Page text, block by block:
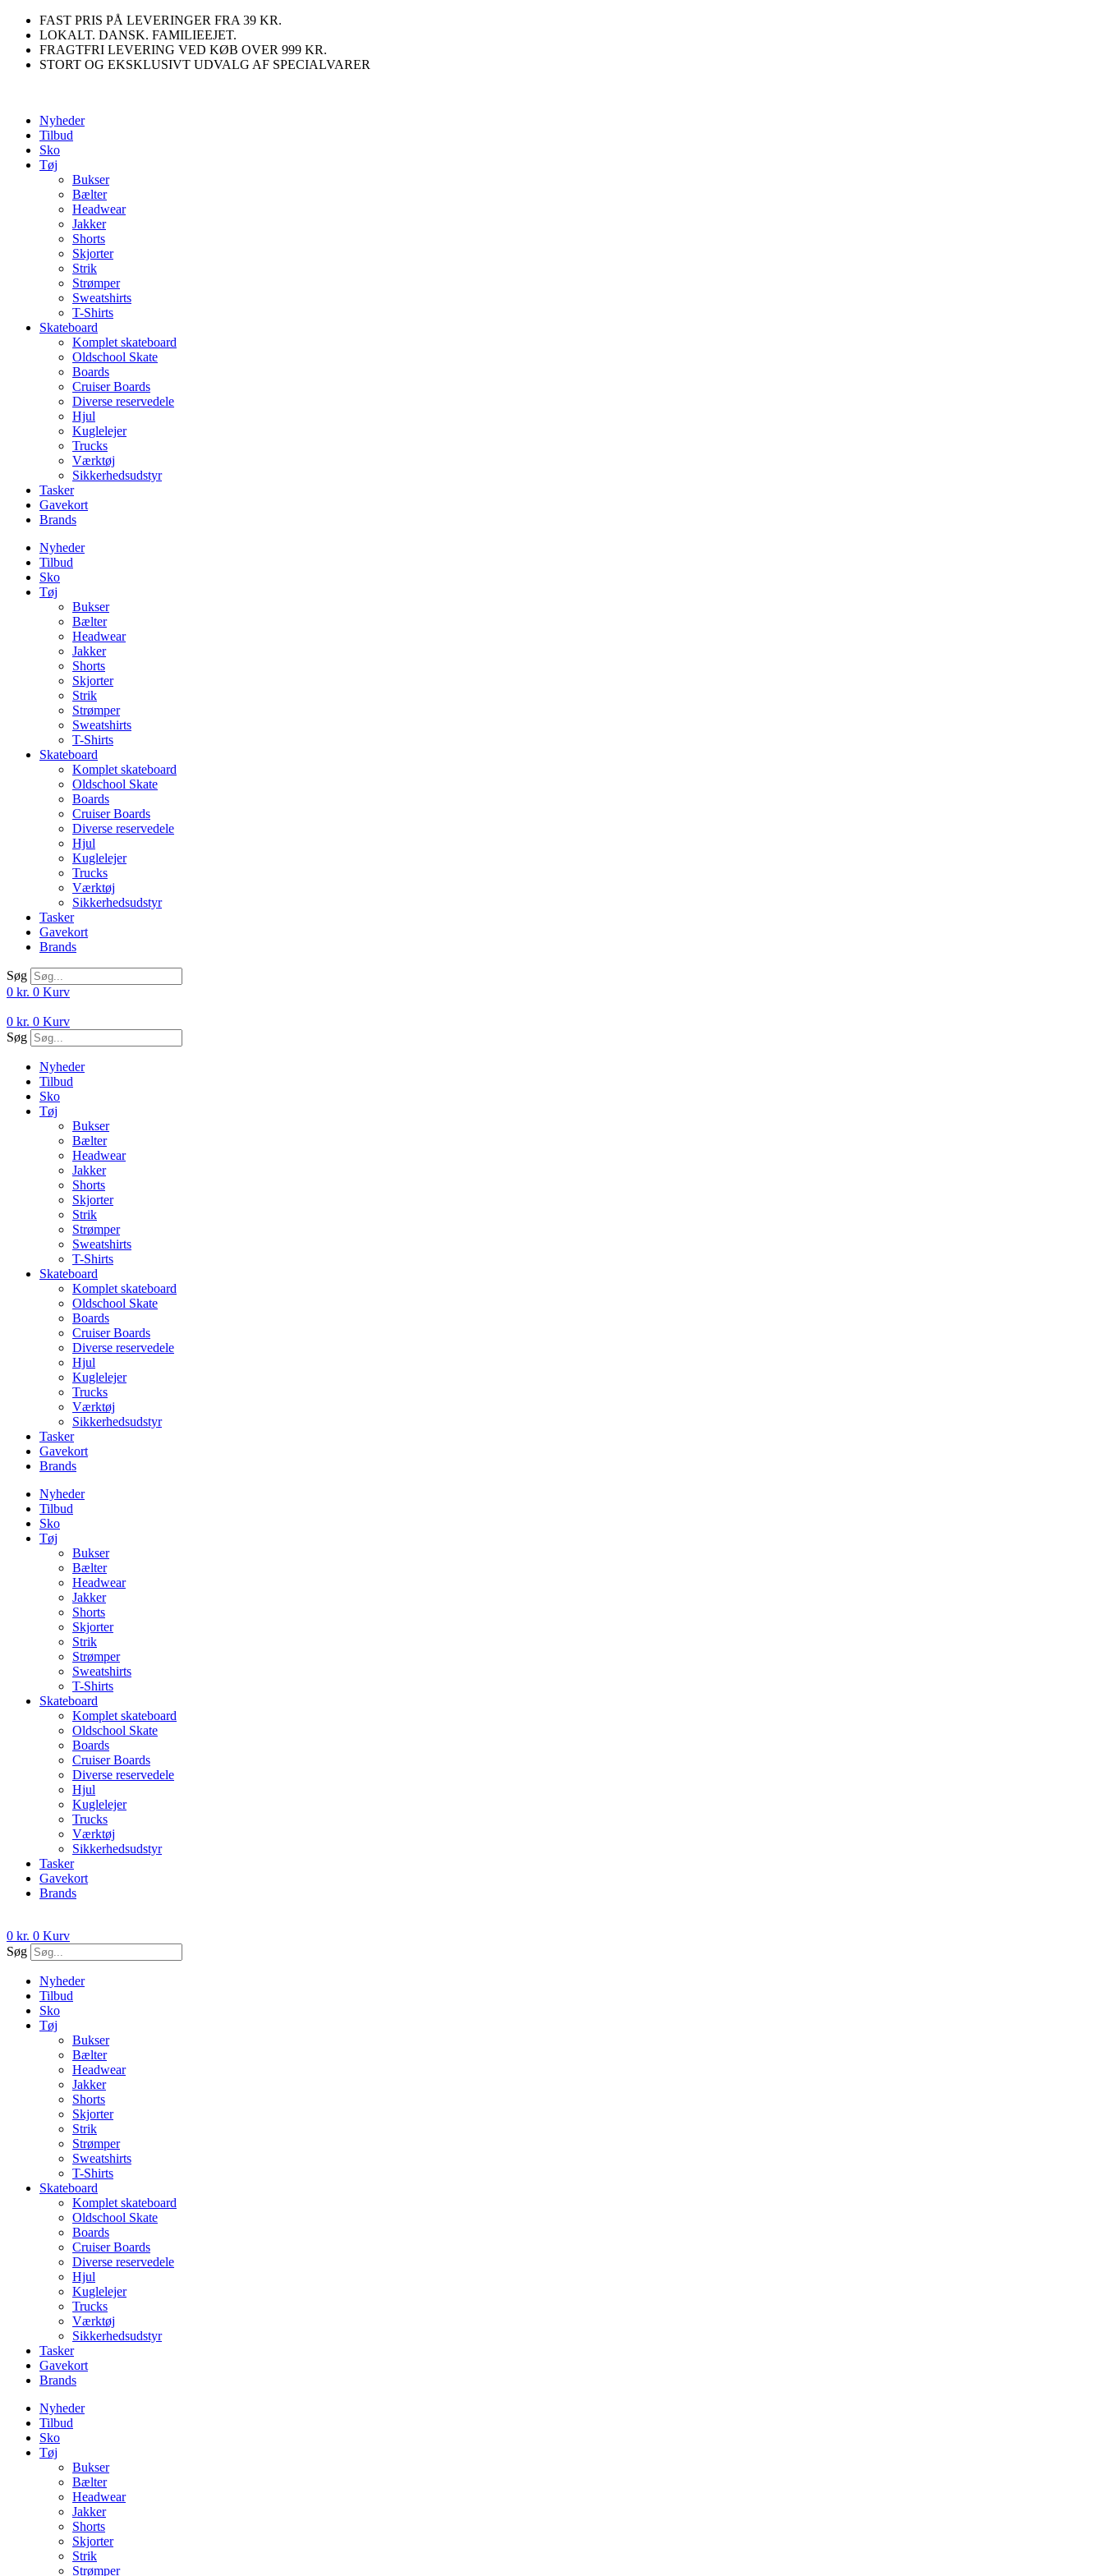
Videre
indhold
FAST PRIS PÅ LEVERINGER FRA 39 KR.
LOKALT. DANSK. FAMILIEEJET.
FRAGTFRI LEVERING VED KØB OVER 999 KR.
STORT OG EKSKLUSIVT UDVALG AF SPECIALVARER
Nyheder
Tilbud
Sko
Tøj
Bukser
Bælter
Headwear
Jakker
Shorts
Skjorter
Strik
Strømper
Sweatshirts
T-Shirts
Skateboard
Komplet skateboard
Oldschool Skate
Boards
Cruiser Boards
Diverse reservedele
Hjul
Kuglelejer
Trucks
Værktøj
Sikkerhedsudstyr
Tasker
Gavekort
Brands
Nyheder
Tilbud
Sko
Tøj
Bukser
Bælter
Headwear
Jakker
Shorts
Skjorter
Strik
Strømper
Sweatshirts
T-Shirts
Skateboard
Komplet skateboard
Oldschool Skate
Boards
Cruiser Boards
Diverse reservedele
Hjul
Kuglelejer
Trucks
Værktøj
Sikkerhedsudstyr
Tasker
Gavekort
Brands
Søg
0 kr. 0 Kurv
0 kr. 0 Kurv
Søg
Nyheder
Tilbud
Sko
Tøj
Bukser
Bælter
Headwear
Jakker
Shorts
Skjorter
Strik
Strømper
Sweatshirts
T-Shirts
Skateboard
Komplet skateboard
Oldschool Skate
Boards
Cruiser Boards
Diverse reservedele
Hjul
Kuglelejer
Trucks
Værktøj
Sikkerhedsudstyr
Tasker
Gavekort
Brands
Nyheder
Tilbud
Sko
Tøj
Bukser
Bælter
Headwear
Jakker
Shorts
Skjorter
Strik
Strømper
Sweatshirts
T-Shirts
Skateboard
Komplet skateboard
Oldschool Skate
Boards
Cruiser Boards
Diverse reservedele
Hjul
Kuglelejer
Trucks
Værktøj
Sikkerhedsudstyr
Tasker
Gavekort
Brands
0 kr. 0 Kurv
Søg
Nyheder
Tilbud
Sko
Tøj
Bukser
Bælter
Headwear
Jakker
Shorts
Skjorter
Strik
Strømper
Sweatshirts
T-Shirts
Skateboard
Komplet skateboard
Oldschool Skate
Boards
Cruiser Boards
Diverse reservedele
Hjul
Kuglelejer
Trucks
Værktøj
Sikkerhedsudstyr
Tasker
Gavekort
Brands
Nyheder
Tilbud
Sko
Tøj
Bukser
Bælter
Headwear
Jakker
Shorts
Skjorter
Strik
Strømper